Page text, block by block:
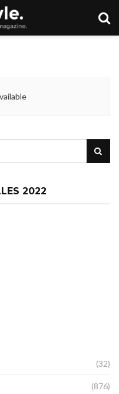
2022
(32)
(876)